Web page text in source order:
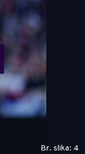
Br. slika: 4